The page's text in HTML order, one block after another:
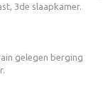
3de slaapkamer.
gelegen berging